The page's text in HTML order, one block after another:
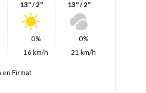
13º / 2º
0%
16 km/h
13º / 2º
0%
21 km/h
en Firmat